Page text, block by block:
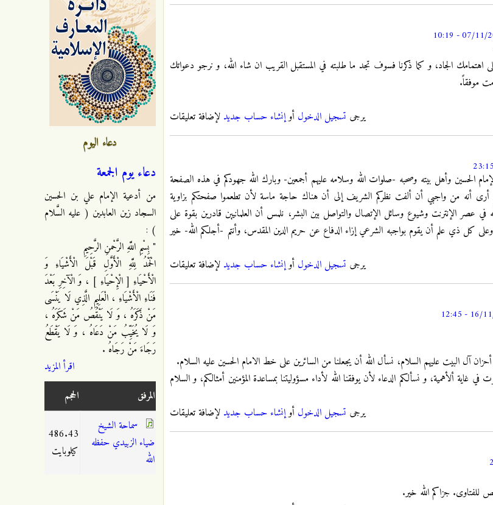
الجاد، و كما ذكرنا فسوف تجد ما طلبته في المستقبل القريب ان شاء الله، و نرجو دعواتك
موفقاً.
يرجى تسجيل الدخول أوإنشاء حساب جديد لإضافة تعليقات
الحسين وأهل بيته وصحبه -صلوات الله وسلامه عليهم أجمعين- وبارك الله جهودكم في هذه الصفحة
أرى أنه من واجبي أن ألفت نظركم الشريف إلى أن هناك حاجة ماسة لأن تطعموا صفحتكم بزاوية
عصر الإنترنت وشيوع وسائل الإتصال والتواصل بين البشر، نلمس أن العلمانيين قادرين بقوة على
كل ذي علم أن يقوم بواجبه الشرعي إزاء الدفاع عن حريم الدين المقدس، وأنتم -أجلكم الله- خير
يرجى تسجيل الدخول أوإنشاء حساب جديد لإضافة تعليقات
آل البيت عليهم السلام، نسأل الله أن يجعلنا من السائرين على خط الامام الحسين عليه السلام.
ألأهمية، و نسألكم الدعاء لأن يوفقنا الله لأداء مسؤوليتنا بمساعدة المؤمنين أمثالكم، و السلام
يرجى تسجيل الدخول أوإنشاء حساب جديد لإضافة تعليقات
للفتاوى. جزاكم الله خير.
دعاء اليوم
دعاء يوم الجمعة
من أدعية الإمام علي بن الحسين
السجاد زين العابدين ( عليه السَّلام
) :
" بِسْمِ اللَّهِ الرَّحْمنِ الرَّحِيمِ
الْحَمْدُ لِلَّهِ الْأَوَّلِ قَبْلَ الْأَشْيَاءِ وَ
الْأَحْيَاءِ [ الْإِحْيَاءِ ] ، وَ الْآخِرِ بَعْدَ
فَنَاءِ الْأَشْيَاءِ ، الْعَلِيمِ الَّذِي لَا يَنْسَى
مَنْ ذَكَرَهُ ، وَ لَا يَنْقُصُ مَنْ شَكَرَهُ ،
وَ لَا يُخَيِّبُ مَنْ دَعَاهُ ، وَ لَا يَقْطَعُ
رَجَاءَ مَنْ رَجَاهُ .
اقرأ المزيد
المرفق
الحجم
سماحة الشيخ
ضياء الزبيدي حفظه
الله
486.43
كيلوبايت